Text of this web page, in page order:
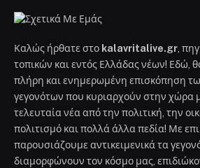
Καλώς ήρθατε στο kalavritalive.gr,
τοπικών και εντός Ελλάδας νέων! Εδώ,
πλήρη και ενημερωμένη επισκόπηση
γεγονότων που κυριαρχούν στην χώρα
τελευταία νέα από την πολιτική, την
πολιτισμό και πολλά άλλα πεδία! Με
παρουσιάζουμε αντικειμενικά τα
διαμορφώνουν τον κόσμο μας,